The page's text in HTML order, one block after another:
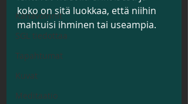
Kanavoinnit
SGL tiedottaa
Tapahtumat
Kuvat
Meditaatio
koko on sitä luokkaa, että niihin
mahtuisi ihminen tai useampia.